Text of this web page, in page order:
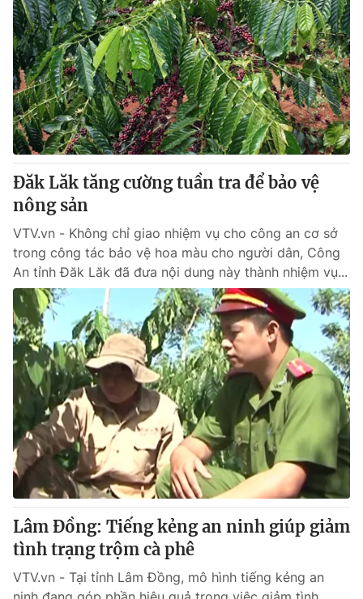
Đăk Lăk tăng cường tuần tra để bảo vệ
nông sản
VTV.vn - Không chỉ giao nhiệm vụ cho công an cơ sở
trong công tác bảo vệ hoa màu cho người dân, Công
An tỉnh Đăk Lăk đã đưa nội dung này thành nhiệm vụ...
Lâm Đồng: Tiếng kẻng an ninh giúp giảm
tình trạng trộm cà phê
VTV.vn - Tại tỉnh Lâm Đồng, mô hình tiếng kẻng an